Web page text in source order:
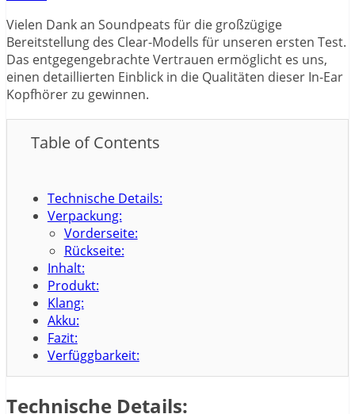
Vielen Dank an Soundpeats für die großzügige
Bereitstellung des Clear-Modells für unseren ersten Test.
Das entgegengebrachte Vertrauen ermöglicht es uns,
einen detaillierten Einblick in die Qualitäten dieser In-Ear
Kopfhörer zu gewinnen.
Table of Contents
Technische Details:
Verpackung:
Vorderseite:
Rückseite:
Inhalt:
Produkt:
Klang:
Akku:
Fazit:
Verfüggbarkeit:
Technische Details: